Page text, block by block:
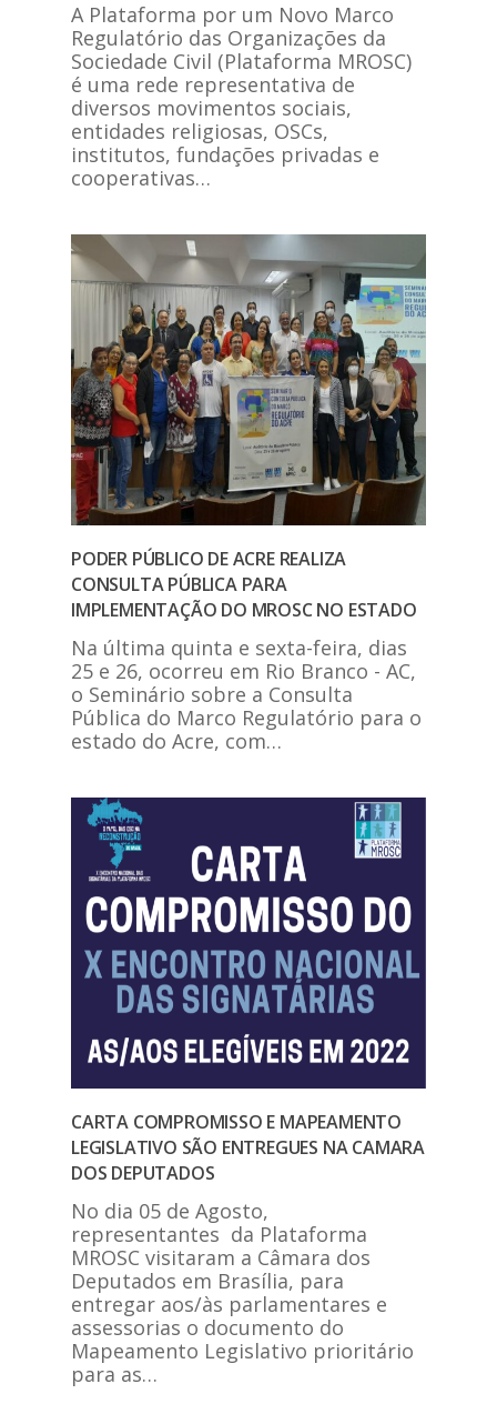
A Plataforma por um Novo Marco
Regulatório das Organizações da
Sociedade Civil (Plataforma MROSC)
é uma rede representativa de
diversos movimentos sociais,
entidades religiosas, OSCs,
institutos, fundações privadas e
cooperativas…
PODER PÚBLICO DE ACRE REALIZA
CONSULTA PÚBLICA PARA
IMPLEMENTAÇÃO DO MROSC NO ESTADO
Na última quinta e sexta-feira, dias
25 e 26, ocorreu em Rio Branco - AC,
o Seminário sobre a Consulta
Pública do Marco Regulatório para o
estado do Acre, com…
CARTA COMPROMISSO E MAPEAMENTO
LEGISLATIVO SÃO ENTREGUES NA CAMARA
DOS DEPUTADOS
No dia 05 de Agosto,
representantes da Plataforma
MROSC visitaram a Câmara dos
Deputados em Brasília, para
entregar aos/às parlamentares e
assessorias o documento do
Mapeamento Legislativo prioritário
para as…